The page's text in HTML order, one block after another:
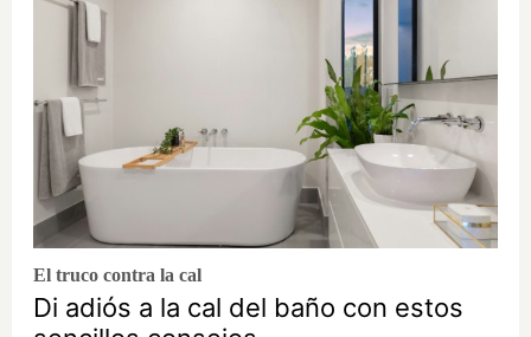
El truco contra la cal
Di adiós a la cal del baño con estos